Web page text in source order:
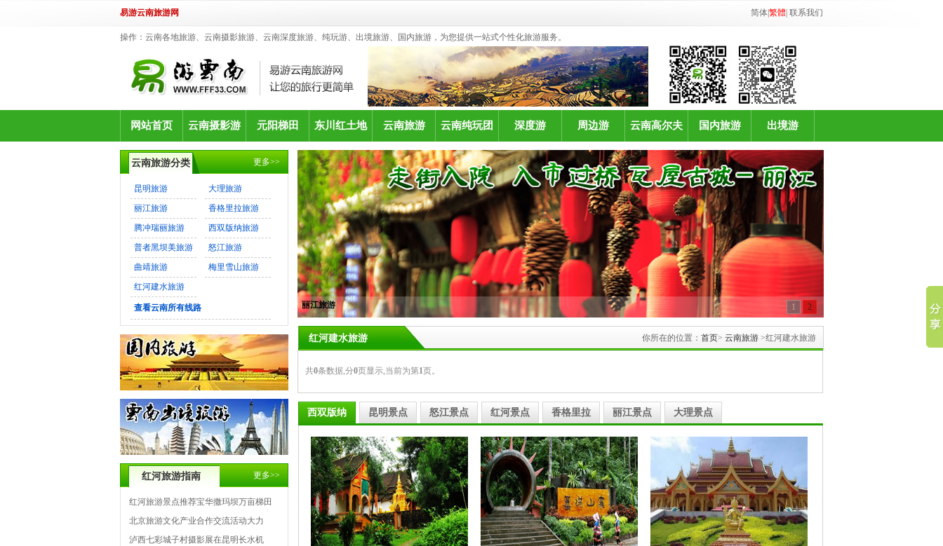
易游云南旅游网 简体繁體 联系我们
操作：云南各地旅游、云南摄影旅游、云南深度旅游、纯玩游、出境旅游、国内旅游，为您提供一站式个性化旅游服务。
网站首页 云南摄影游 元阳梯田 东川红土地 云南旅游 云南纯玩团 深度游 周边游 云南高尔夫 国内旅游 出境游
云南旅游分类 更多>>
昆明旅游
大理旅游
丽江旅游
香格里拉旅游
腾冲瑞丽旅游
西双版纳旅游
普者黑坝美旅游
怒江旅游
曲靖旅游
梅里雪山旅游
红河建水旅游
查看云南所有线路
红河旅游指南 更多>>
红河旅游景点推荐宝华撒玛坝万亩梯田
北京旅游文化产业合作交流活动大力
泸西七彩城子村摄影展在昆明长水机
丽江旅游 1 2
红河建水旅游 你所在的位置： 首页> 云南旅游 >红河建水旅游
共0条数据,分0页显示,当前为第1页。
西双版纳 昆明景点 怒江景点 红河景点 香格里拉 丽江景点 大理景点